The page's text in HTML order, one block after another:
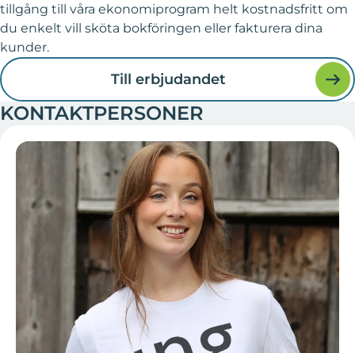
tillgång till våra ekonomiprogram helt kostnadsfritt om
du enkelt vill sköta bokföringen eller fakturera dina
kunder.
Till erbjudandet
KONTAKTPERSONER